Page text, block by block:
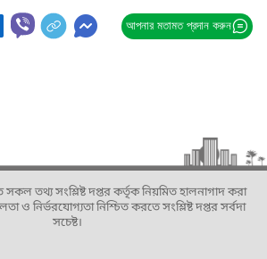
আপনার মতামত প্রদান করুন
তথ্য সংশ্লিষ্ট দপ্তর কর্তৃক নিয়মিত হালনাগাদ করা
ও নির্ভরযোগ্যতা নিশ্চিত করতে সংশ্লিষ্ট দপ্তর সর্বদা
সচেষ্ট।